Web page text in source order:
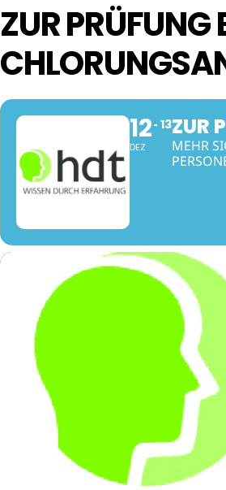
ZUR PRÜFUNG
12
DEZ
13ZUR
MEHR